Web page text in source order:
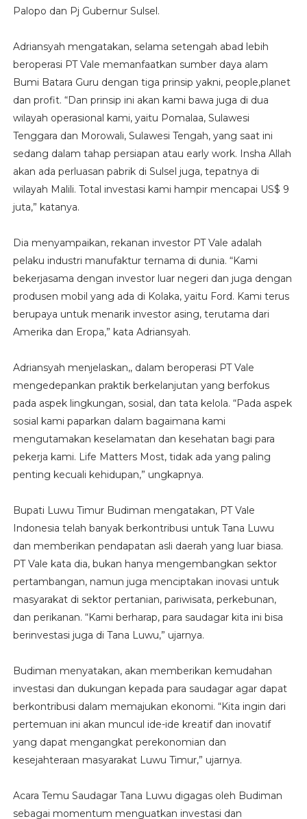
Palopo dan Pj Gubernur Sulsel.
Adriansyah mengatakan, selama setengah abad lebih
beroperasi PT Vale memanfaatkan sumber daya alam
Bumi Batara Guru dengan tiga prinsip yakni, people,planet
dan profit. “Dan prinsip ini akan kami bawa juga di dua
wilayah operasional kami, yaitu Pomalaa, Sulawesi
Tenggara dan Morowali, Sulawesi Tengah, yang saat ini
sedang dalam tahap persiapan atau early work. Insha Allah
akan ada perluasan pabrik di Sulsel juga, tepatnya di
wilayah Malili. Total investasi kami hampir mencapai US$ 9
juta,” katanya.
Dia menyampaikan, rekanan investor PT Vale adalah
pelaku industri manufaktur ternama di dunia. “Kami
bekerjasama dengan investor luar negeri dan juga dengan
produsen mobil yang ada di Kolaka, yaitu Ford. Kami terus
berupaya untuk menarik investor asing, terutama dari
Amerika dan Eropa,” kata Adriansyah.
Adriansyah menjelaskan,, dalam beroperasi PT Vale
mengedepankan praktik berkelanjutan yang berfokus
pada aspek lingkungan, sosial, dan tata kelola. “Pada aspek
sosial kami paparkan dalam bagaimana kami
mengutamakan keselamatan dan kesehatan bagi para
pekerja kami. Life Matters Most, tidak ada yang paling
penting kecuali kehidupan,” ungkapnya.
Bupati Luwu Timur Budiman mengatakan, PT Vale
Indonesia telah banyak berkontribusi untuk Tana Luwu
dan memberikan pendapatan asli daerah yang luar biasa.
PT Vale kata dia, bukan hanya mengembangkan sektor
pertambangan, namun juga menciptakan inovasi untuk
masyarakat di sektor pertanian, pariwisata, perkebunan,
dan perikanan. “Kami berharap, para saudagar kita ini bisa
berinvestasi juga di Tana Luwu,” ujarnya.
Budiman menyatakan, akan memberikan kemudahan
investasi dan dukungan kepada para saudagar agar dapat
berkontribusi dalam memajukan ekonomi. “Kita ingin dari
pertemuan ini akan muncul ide-ide kreatif dan inovatif
yang dapat mengangkat perekonomian dan
kesejahteraan masyarakat Luwu Timur,” ujarnya.
Acara Temu Saudagar Tana Luwu digagas oleh Budiman
sebagai momentum menguatkan investasi dan